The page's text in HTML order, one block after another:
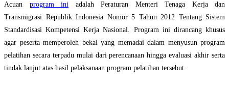
Acuan program ini adalah Peraturan Menteri Tenaga Kerja dan
Transmigrasi Republik Indonesia Nomor 5 Tahun 2012 Tentang Sistem
Standardisasi Kompetensi Kerja Nasional. Program ini dirancang khusus
agar peserta memperoleh bekal yang memadai dalam menyusun program
pelatihan secara terpadu mulai dari perencanaan hingga evaluasi akhir serta
tindak lanjut atas hasil pelaksanaan program pelatihan tersebut.